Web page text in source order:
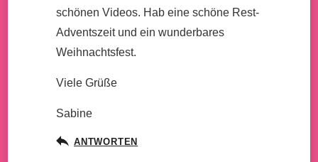
schönen Videos. Hab eine schöne Rest-
Adventszeit und ein wunderbares
Weihnachtsfest.
Viele Grüße
Sabine
ANTWORTEN